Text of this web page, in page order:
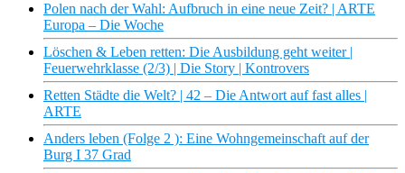
Polen nach der Wahl: Aufbruch in eine neue Zeit? | ARTE
Europa – Die Woche
Löschen & Leben retten: Die Ausbildung geht weiter |
Feuerwehrklasse (2/3) | Die Story | Kontrovers
Retten Städte die Welt? | 42 – Die Antwort auf fast alles |
ARTE
Anders leben (Folge 2 ): Eine Wohngemeinschaft auf der
Burg I 37 Grad